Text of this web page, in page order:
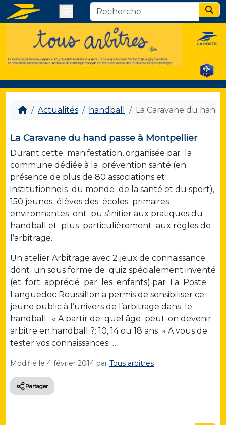
Actualités handball La Caravane du hand
La Caravane du hand passe à Montpellier
Durant cette manifestation, organisée par la
commune dédiée à la prévention santé (en
présence de plus de 80 associations et
institutionnels du monde de la santé et du sport),
150 jeunes élèves des écoles primaires
environnantes ont pu s’initier aux pratiques du
handball et plus particulièrement aux règles de
l’arbitrage.
Un atelier Arbitrage avec 2 jeux de connaissance
dont un sous forme de quiz spécialement inventé
(et fort apprécié par les enfants) par La Poste
Languedoc Roussillon a permis de sensibiliser ce
jeune public à l’univers de l’arbitrage dans le
handball : « A partir de quel âge peut-on devenir
arbitre en handball ?: 10, 14 ou 18 ans » A vous de
tester vos connaissances …
Modifié le 4 février 2014 par Tous arbitres
Partager